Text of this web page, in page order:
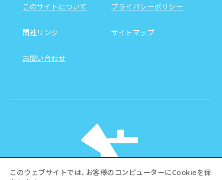
このサイトについて プライバシーポリシー
関連リンク サイトマップ
お問い合わせ
このウェブサイトでは、お客様のコンピューターにCookieを保